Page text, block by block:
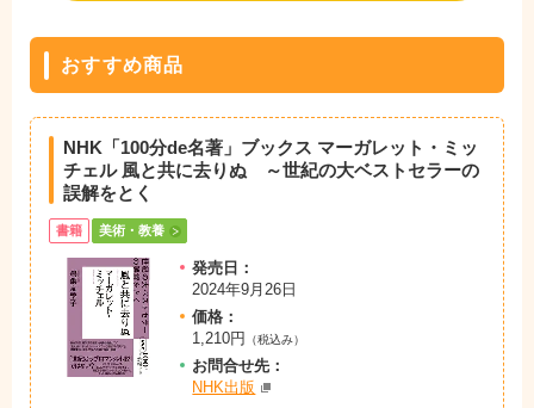
おすすめ商品
NHK「100分de名著」ブックス マーガレット・ミッ
チェル 風と共に去りぬ ～世紀の大ベストセラーの
誤解をとく
書籍 美術・教養
発売日：
2024年9月26日
価格：
1,210円
（税込み）
お問合せ先：
NHK出版